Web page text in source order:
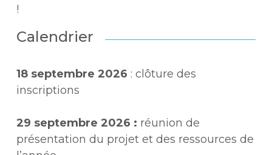
!
Calendrier
18 septembre 2026 : clôture des
inscriptions
29 septembre 2026 : réunion de
présentation du projet et des ressources de